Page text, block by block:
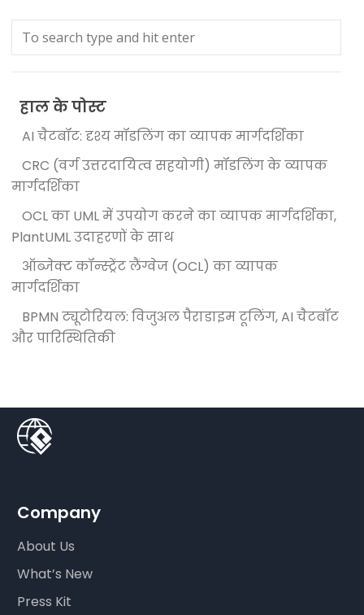
हाल के पोस्ट
AI चैटबॉट: दृश्य मॉडलिंग का व्यापक मार्गदर्शिका
CRC (वर्ग उत्तरदायित्व सहयोगी) मॉडलिंग के व्यापक
मार्गदर्शिका
OCL का UML में उपयोग करने का व्यापक मार्गदर्शिका,
PlantUML उदाहरणों के साथ
ऑब्जेक्ट कॉन्स्ट्रेंट लैंग्वेज (OCL) का व्यापक
मार्गदर्शिका
BPMN ट्यूटोरियल: विजुअल पैराडाइम टूलिंग, AI चैटबॉट
और पारिस्थितिकी
Company
About Us
What’s New
Press Kit